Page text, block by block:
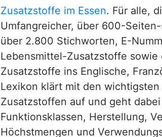
Zusatzstoffe im Essen. Für alle,
Umfangreicher, über 600-
über 2.800 Stichworten, E-
Lebensmittel-Zusatzstoffe
Zusatzstoffe ins Englische,
Lexikon klärt mit den
Zusatzstoffen auf und geht
Funktionsklassen, Herstellung,
Höchstmengen und